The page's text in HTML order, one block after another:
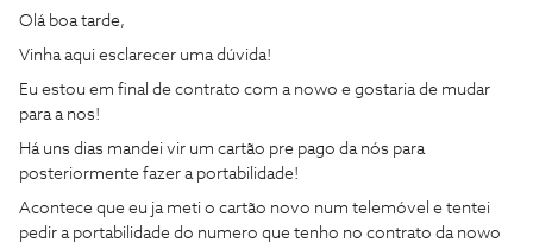
Olá boa tarde,
Vinha aqui esclarecer uma dúvida!
Eu estou em final de contrato com a nowo e gostaria de mudar
para a nos!
Há uns dias mandei vir um cartão pre pago da nós para
posteriormente fazer a portabilidade!
Acontece que eu ja meti o cartão novo num telemóvel e tentei
pedir a portabilidade do numero que tenho no contrato da nowo